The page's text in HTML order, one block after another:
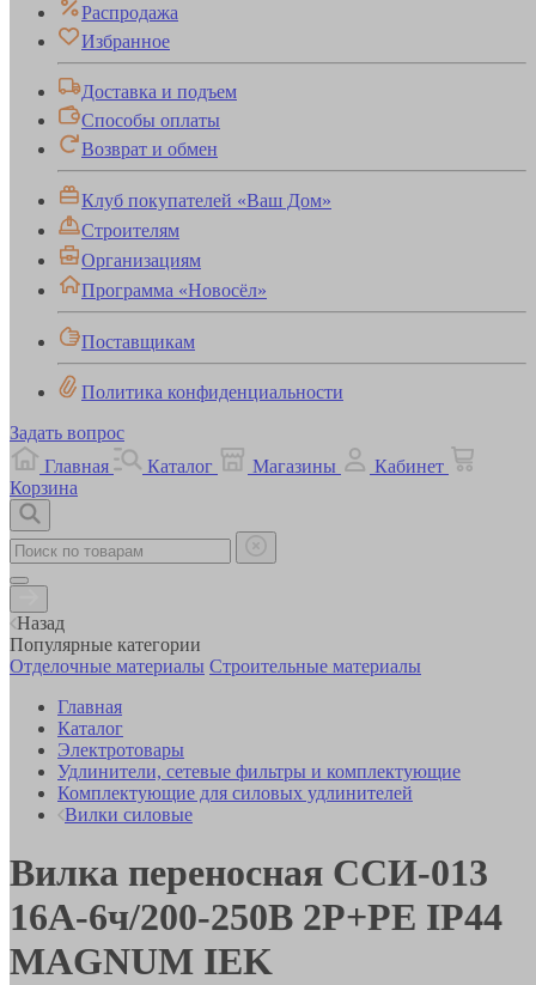
Распродажа
Избранное
Доставка и подъем
Способы оплаты
Возврат и обмен
Клуб покупателей «Ваш Дом»
Строителям
Организациям
Программа «Новосёл»
Поставщикам
Политика конфиденциальности
Задать вопрос
Главная
Каталог Магазины
Кабинет
Корзина
Назад
Популярные категории
Отделочные материалы Строительные материалы
Главная
Каталог
Электротовары
Удлинители, сетевые фильтры и комплектующие
Комплектующие для силовых удлинителей
Вилки силовые
Вилка переносная ССИ-013
16А-6ч/200-250В 2P+PE IP44
MAGNUM IEK